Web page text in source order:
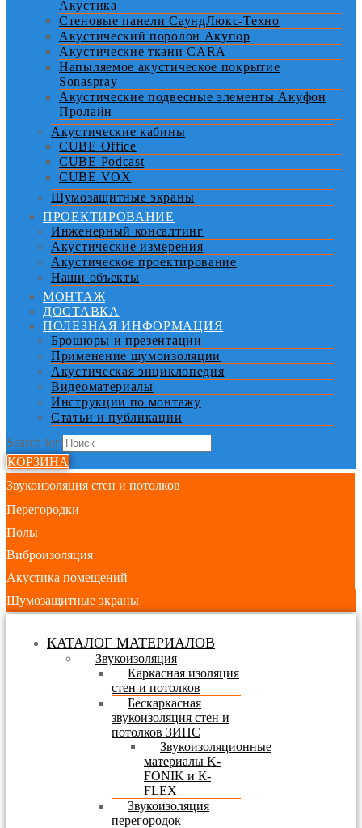
Акустика
Стеновые панели СаундЛюкс-Техно
Акустический поролон Акупор
Акустические ткани CARA
Напыляемое акустическое покрытие
Sonaspray
Акустические подвесные элементы Акуфон
Пролайн
Акустические кабины
CUBE Office
CUBE Podcast
CUBE VOX
Шумозащитные экраны
ПРОЕКТИРОВАНИЕ
Инженерный консалтинг
Акустические измерения
Акустическое проектирование
Наши объекты
МОНТАЖ
ДОСТАВКА
ПОЛЕЗНАЯ ИНФОРМАЦИЯ
Брошюры и презентации
Применение шумоизоляции
Акустическая энциклопедия
Видеоматериалы
Инструкции по монтажу
Статьи и публикации
Search for:
КОРЗИНА
Звукоизоляция стен и потолков
Перегородки
Полы
Виброизоляция
Акустика помещений
Шумозащитные экраны
КАТАЛОГ МАТЕРИАЛОВ
Звукоизоляция
Каркасная изоляция
стен и потолков
Бескаркасная
звукоизоляция стен и
потолков ЗИПС
Звукоизоляционные
материалы K-
FONIK и К-
FLEX
Звукоизоляция
перегородок